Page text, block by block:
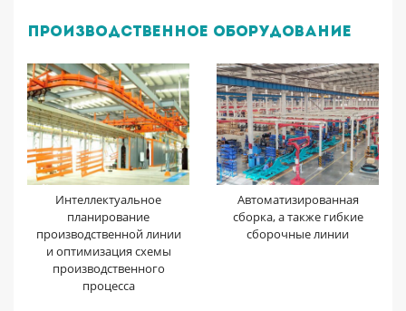
Производственное оборудование
Интеллектуальное
планирование
производственной линии
и оптимизация схемы
производственного
процесса
Автоматизированная
сборка, а также гибкие
сборочные линии